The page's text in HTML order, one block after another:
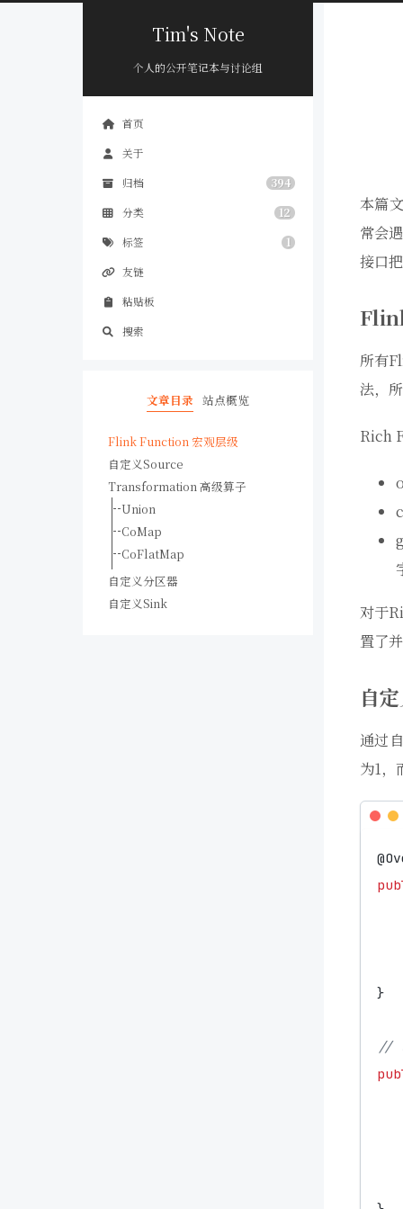
Tim's Note
个人的公开笔记本与讨论组
首页
关于
归档 394
分类 12
标签 1
友链
粘贴板
搜索
文章目录 站点概览
Flink Function 宏观层级
自定义Source
Transformation 高级算子
Union
CoMap
CoFlatMap
自定义分区器
自定义Sink
本篇
常会
接口
所有
法，
Rich
对于
置了
自
通过
为1，
}
//